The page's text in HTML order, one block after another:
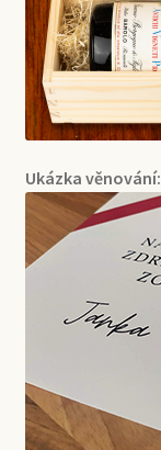
Ukázka věnování: